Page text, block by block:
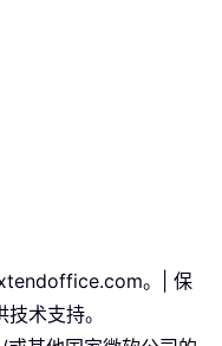
。| 保
术支持。